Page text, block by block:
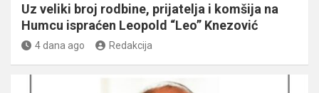
Uz veliki broj rodbine, prijatelja i komšija na
Humcu ispraćen Leopold “Leo” Knezović
4 dana ago Redakcija